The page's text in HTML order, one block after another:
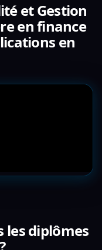
et Gestion
en finance
en
les diplômes